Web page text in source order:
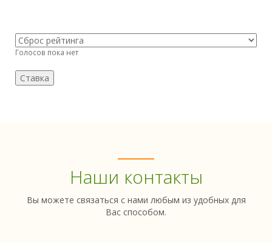
Голосов пока нет
Наши контакты
Вы можете связаться с нами любым из удобных для
Вас способом.